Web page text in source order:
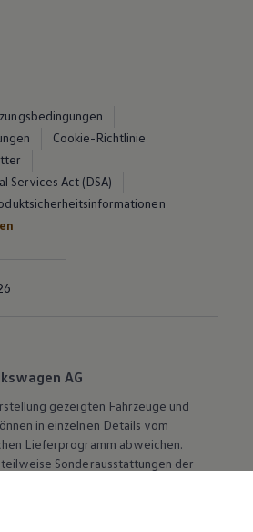
Cookie-Richtlinie
Services Act (DSA)
AG
gezeigten Fahrzeuge und
in einzelnen Details vom
Lieferprogramm abweichen.
Sonderausstattungen der